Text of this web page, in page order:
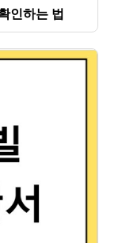
인하는 법